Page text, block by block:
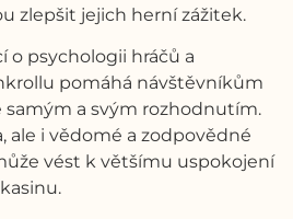
zlepšit jejich herní zážitek.
o psychologii hráčů a
pomáhá návštěvníkům
a svým rozhodnutím.
ale i vědomé a zodpovědné
vést k většímu uspokojení